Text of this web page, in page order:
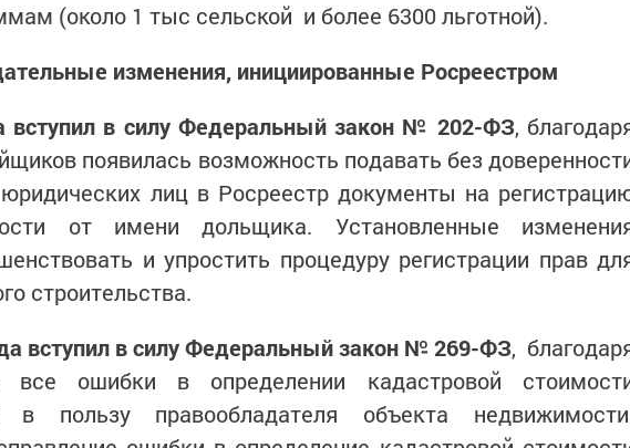
(около 1 тыс сельской и более 6300 льготной).
изменения, инициированные Росреестром
вступил в силу Федеральный закон № 202-ФЗ,
появилась возможность подавать без
лиц в Росреестр документы на
от имени дольщика. Установленные
и упростить процедуру регистрации прав
строительства.
вступил в силу Федеральный закон № 269-ФЗ,
все ошибки в определении кадастровой
в пользу правообладателя объекта